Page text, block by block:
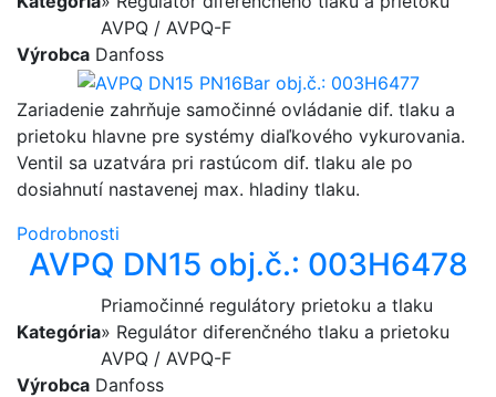
AVPQ / AVPQ-F
Výrobca Danfoss
Zariadenie zahrňuje samočinné ovládanie dif. tlaku a
prietoku hlavne pre systémy diaľkového vykurovania.
Ventil sa uzatvára pri rastúcom dif. tlaku ale po
dosiahnutí nastavenej max. hladiny tlaku.
Podrobnosti
AVPQ DN15 obj.č.: 003H6478
Kategória
Priamočinné regulátory prietoku a tlaku
» Regulátor diferenčného tlaku a prietoku
AVPQ / AVPQ-F
Výrobca Danfoss